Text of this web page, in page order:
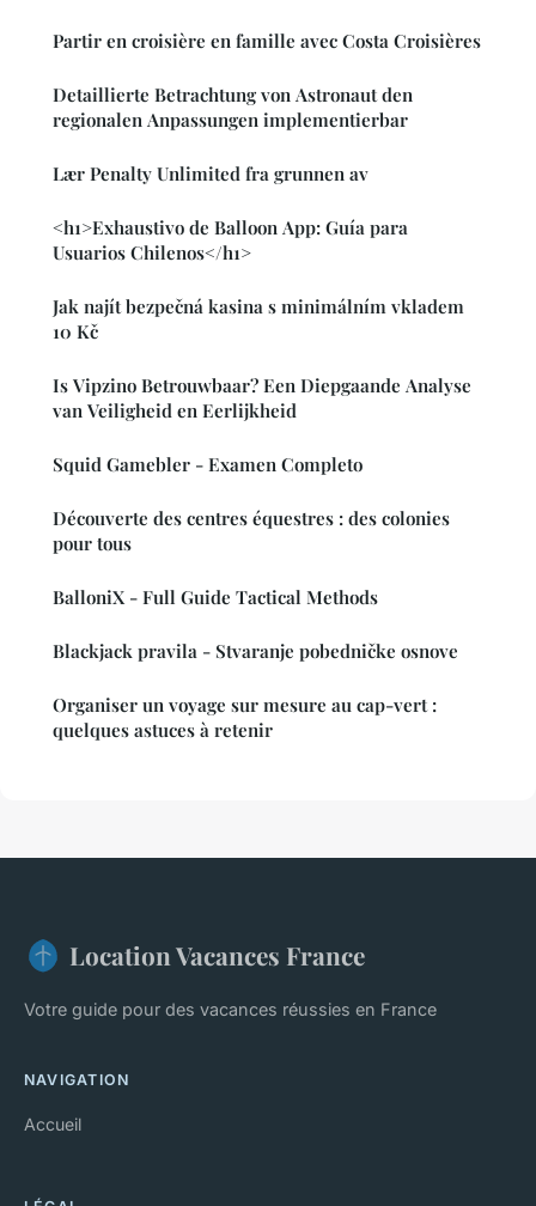
Partir en croisière en famille avec Costa Croisières
Detaillierte Betrachtung von Astronaut den
regionalen Anpassungen implementierbar
Lær Penalty Unlimited fra grunnen av
<h1>Exhaustivo de Balloon App: Guía para
Usuarios Chilenos</h1>
Jak najít bezpečná kasina s minimálním vkladem
10 Kč
Is Vipzino Betrouwbaar? Een Diepgaande Analyse
van Veiligheid en Eerlijkheid
Squid Gamebler - Examen Completo
Découverte des centres équestres : des colonies
pour tous
BalloniX - Full Guide Tactical Methods
Blackjack pravila - Stvaranje pobedničke osnove
Organiser un voyage sur mesure au cap-vert :
quelques astuces à retenir
Location Vacances France
Votre guide pour des vacances réussies en France
NAVIGATION
Accueil